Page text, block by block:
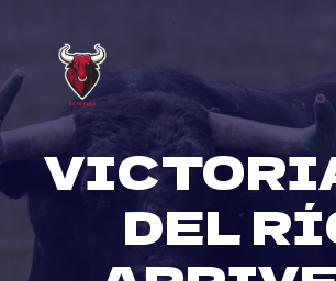
content
DEL